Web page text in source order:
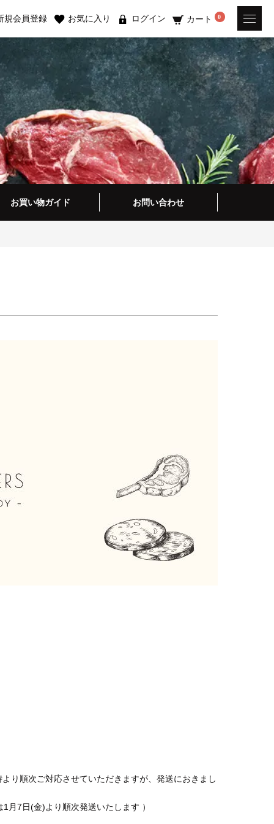
規会員登録 お気に入り ログイン カート 0
お買い物ガイド お問い合わせ
り順次ご対応させていただきますが、発送におきまし
7日(金)より順次発送いたします ）